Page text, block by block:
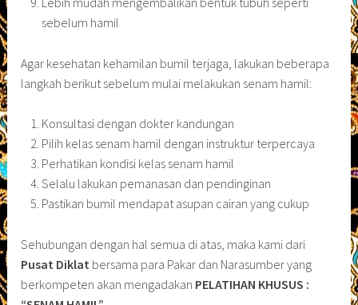
sebelum hamil
Agar kesehatan kehamilan bumil terjaga, lakukan beberapa
langkah berikut sebelum mulai melakukan senam hamil:
Konsultasi dengan dokter kandungan
Pilih kelas senam hamil dengan instruktur terpercaya
Perhatikan kondisi kelas senam hamil
Selalu lakukan pemanasan dan pendinginan
Pastikan bumil mendapat asupan cairan yang cukup
Sehubungan dengan hal semua di atas, maka kami dari
Pusat Diklat bersama para Pakar dan Narasumber yang
berkompeten akan mengadakan PELATIHAN KHUSUS :